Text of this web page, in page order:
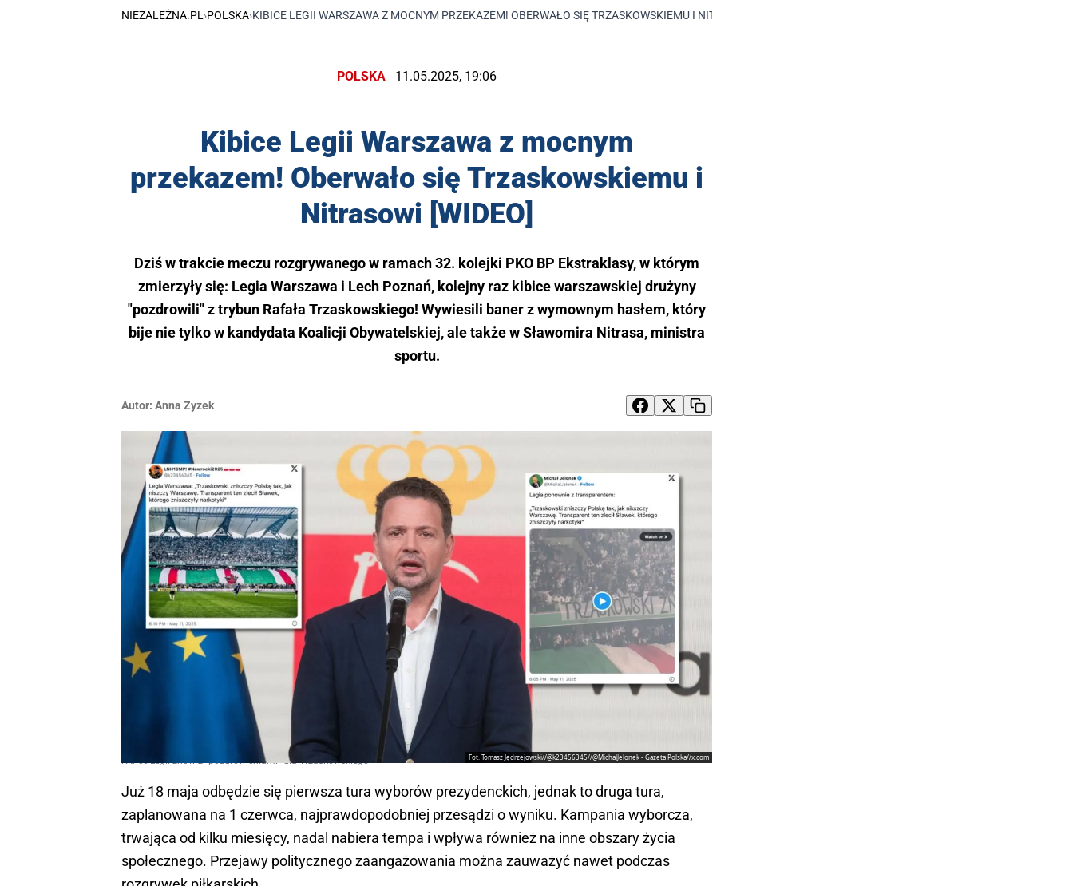
NIEZALEŻNA.PL ›POLSKA›KIBICE LEGII WARSZAWA Z MOCNYM PRZEKAZEM! OBERWAŁO SIĘ TRZASKOWSKIEMU I NITRASOWI [WIDEO]
POLSKA 11.05.2025, 19:06
Kibice Legii Warszawa z mocnym
przekazem! Oberwało się Trzaskowskiemu i
Nitrasowi [WIDEO]
Dziś w trakcie meczu rozgrywanego w ramach 32. kolejki PKO BP Ekstraklasy, w którym
zmierzyły się: Legia Warszawa i Lech Poznań, kolejny raz kibice warszawskiej drużyny
"pozdrowili" z trybun Rafała Trzaskowskiego! Wywiesili baner z wymownym hasłem, który
bije nie tylko w kandydata Koalicji Obywatelskiej, ale także w Sławomira Nitrasa, ministra
sportu.
Autor: Anna Zyzek
Fot. Tomasz Jędrzejowski//@k23456345//@MichalJelonek - Gazeta Polska//x.com
Kibice Legii znów z "pozdrowieniami" dla Trzaskowskiego
Już 18 maja odbędzie się pierwsza tura wyborów prezydenckich, jednak to druga tura,
zaplanowana na 1 czerwca, najprawdopodobniej przesądzi o wyniku. Kampania wyborcza,
trwająca od kilku miesięcy, nadal nabiera tempa i wpływa również na inne obszary życia
społecznego. Przejawy politycznego zaangażowania można zauważyć nawet podczas